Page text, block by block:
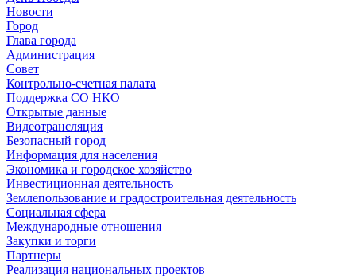
Новости
Город
Глава города
Администрация
Совет
Контрольно-счетная палата
Поддержка СО НКО
Открытые данные
Видеотрансляция
Безопасный город
Информация для населения
Экономика и городское хозяйство
Инвестиционная деятельность
Землепользование и градостроительная деятельность
Социальная сфера
Международные отношения
Закупки и торги
Партнеры
Реализация национальных проектов